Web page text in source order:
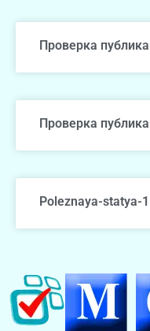
Проверка
Проверка
Poleznaya-statya-